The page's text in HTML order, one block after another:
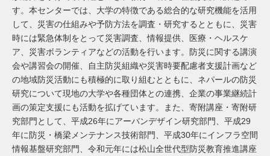
す。本センターでは、大学の特徴である総合的な研究機能を活用
して、災害の仕組みや予防方法を調査・研究するとともに、災害
時には緊急体制をとって災害調査、情報提供、医療・ヘルスケ
ア、災害ボランティアなどの活動を行います。防災に関する講演
会や講習会の開催、自主防災組織や災害時要配慮者支援計画など
の地域防災活動にも積極的に取り組むとともに、ネパールの防災
研究について現地の大学や各種団体との連携、企業の事業継続計
画の策定支援にも活動を拡げています。また、寄附講座・寄附研
究部門として、平成26年にアーバンデザイン研究部門、平成29
年に防災・橋梁メンテナンス技術部門、平成30年にインフラ空間
情報基盤研究部門、令和元年には松山全世代型防災教育推進講座